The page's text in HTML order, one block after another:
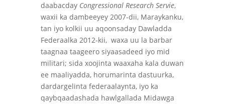
daabacday Congressional Research Servie,
waxii ka dambeeyey 2007-dii, Maraykanku,
tan iyo kolkii uu aqoonsaday Dawladda
Federaalka 2012-kii, waxa uu la barbar
taagnaa taageero siyaasadeed iyo mid
militari; sida xoojinta waaxaha kala duwan
ee maaliyadda, horumarinta dastuurka,
dardargelinta federaalaynta, iyo ka
qaybqaadashada hawlgallada Midawga